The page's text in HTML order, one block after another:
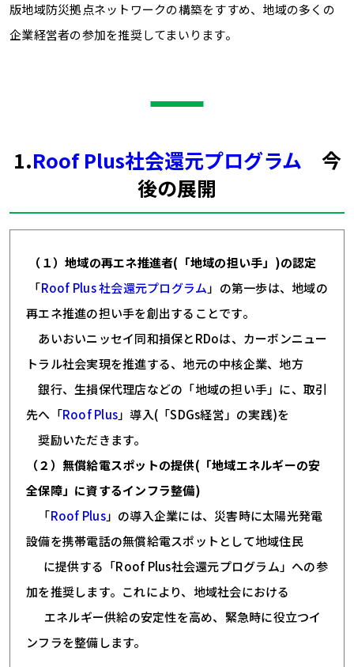
版地域防災拠点ネットワークの構築をすすめ、地域の多くの
企業経営者の参加を推奨してまいります。
1.Roof Plus社会還元プログラム 今
後の展開
（１）地域の再エネ推進者(「地域の担い手」)の認定
「Roof Plus 社会還元プログラム 」の第一歩は、地域の
再エネ推進の担い手を創出することです。
あいおいニッセイ同和損保とRDoは、カーボンニュー
トラル社会実現を推進する、地元の中核企業、地方
銀行、生損保代理店などの「地域の担い手」に、取引
先へ「Roof Plus」導入(「SDGs経営」の実践)を
奨励いただきます。
（２）無償給電スポットの提供(「地域エネルギーの安
全保障」に資するインフラ整備)
「Roof Plus」の導入企業には、災害時に太陽光発電
設備を携帯電話の無償給電スポットとして地域住民
に提供する「Roof Plus社会還元プログラム」への参
加を推奨します。これにより、地域社会における
エネルギー供給の安定性を高め、緊急時に役立つイ
ンフラを整備します。